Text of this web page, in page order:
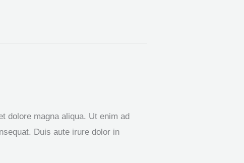
dolore magna aliqua. Ut enim ad
Duis aute irure dolor in